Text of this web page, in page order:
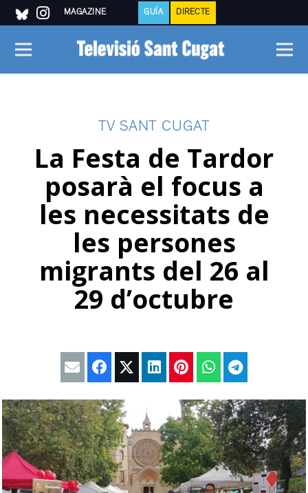
MAGAZINE GUÍA DIRECTE
TV SANT CUGAT
La Festa de Tardor
posarà el focus a
les necessitats de
les persones
migrants del 26 al
29 d’octubre